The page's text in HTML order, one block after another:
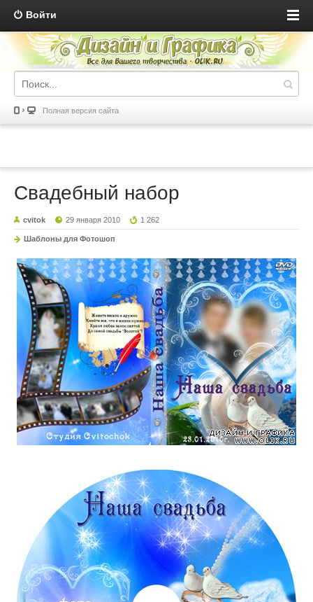
Войти
Полная версия сайта
Свадебный набор
cvitok 29 января 2010 1 262
Шаблоны для Фотошоп